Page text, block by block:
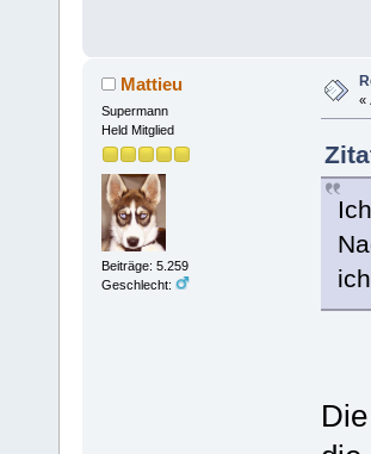
Mattieu
Supermann
Held Mitglied
Beiträge: 5.259
Geschlecht:
«
Die